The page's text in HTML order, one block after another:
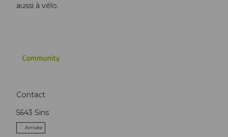
aussi à vélo.
Contact
5643 Sins
Arrivée